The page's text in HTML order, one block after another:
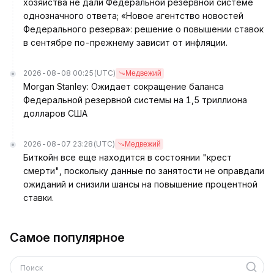
хозяйства не дали Федеральной резервной системе
однозначного ответа; «Новое агентство новостей
Федерального резерва»: решение о повышении ставок
в сентябре по-прежнему зависит от инфляции.
2026-08-08 00:25 (UTC) Медвежий
Morgan Stanley: Ожидает сокращение баланса
Федеральной резервной системы на 1,5 триллиона
долларов США
2026-08-07 23:28 (UTC) Медвежий
Биткойн все еще находится в состоянии "крест
смерти", поскольку данные по занятости не оправдали
ожиданий и снизили шансы на повышение процентной
ставки.
Самое популярное
Поиск